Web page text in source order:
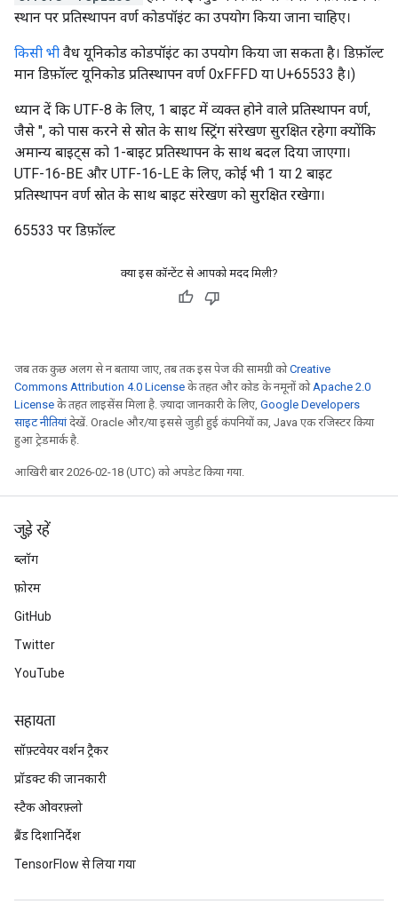
स्थान पर प्रतिस्थापन वर्ण कोडपॉइंट का उपयोग किया जाना चाहिए।
किसी भी वैध यूनिकोड कोडपॉइंट का उपयोग किया जा सकता है। डिफ़ॉल्ट
मान डिफ़ॉल्ट यूनिकोड प्रतिस्थापन वर्ण 0xFFFD या U+65533 है।)
ध्यान दें कि UTF-8 के लिए, 1 बाइट में व्यक्त होने वाले प्रतिस्थापन वर्ण,
जैसे '', को पास करने से स्रोत के साथ स्ट्रिंग संरेखण सुरक्षित रहेगा क्योंकि
अमान्य बाइट्स को 1-बाइट प्रतिस्थापन के साथ बदल दिया जाएगा।
UTF-16-BE और UTF-16-LE के लिए, कोई भी 1 या 2 बाइट
प्रतिस्थापन वर्ण स्रोत के साथ बाइट संरेखण को सुरक्षित रखेगा।
65533 पर डिफ़ॉल्ट
क्या इस कॉन्टेंट से आपको मदद मिली?
जब तक कुछ अलग से न बताया जाए, तब तक इस पेज की सामग्री कोCreative
Commons Attribution 4.0 License के तहत और कोड के नमूनों कोApache 2.0
License के तहत लाइसेंस मिला है. ज़्यादा जानकारी के लिए, Google Developers
साइट नीतियांदेखें. Oracle और/या इससे जुड़ी हुई कंपनियों का, Java एक रजिस्टर किया
हुआ ट्रेडमार्क है.
आखिरी बार 2026-02-18 (UTC) को अपडेट किया गया.
जुड़े रहें
ब्लॉग
फ़ोरम
GitHub
Twitter
YouTube
सहायता
सॉफ़्टवेयर वर्शन ट्रैकर
प्रॉडक्ट की जानकारी
स्टैक ओवरफ़्लो
ब्रैंड दिशानिर्देश
TensorFlow से लिया गया